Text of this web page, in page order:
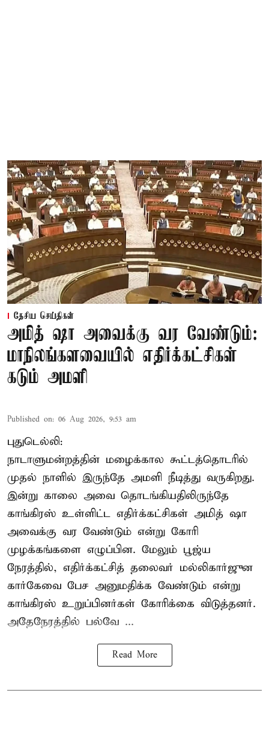
தேசிய செய்திகள்
அமித் ஷா அவைக்கு வர வேண்டும்:
மாநிலங்களவையில் எதிர்க்கட்சிகள்
கடும் அமளி
Published on: 06 Aug 2026, 9:53 am
புதுடெல்லி:
நாடாளுமன்றத்தின் மழைக்கால கூட்டத்தொடரில்
முதல் நாளில் இருந்தே அமளி நீடித்து வருகிறது.
இன்று காலை அவை தொடங்கியதிலிருந்தே
காங்கிரஸ் உள்ளிட்ட எதிர்க்கட்சிகள் அமித் ஷா
அவைக்கு வர வேண்டும் என்று கோரி
முழக்கங்களை எழுப்பின. மேலும் பூஜ்ய
நேரத்தில், எதிர்க்கட்சித் தலைவர் மல்லிகார்ஜுன
கார்கேவை பேச அனுமதிக்க வேண்டும் என்று
காங்கிரஸ் உறுப்பினர்கள் கோரிக்கை விடுத்தனர்.
அதேநேரத்தில் பல்வே ...
Read More